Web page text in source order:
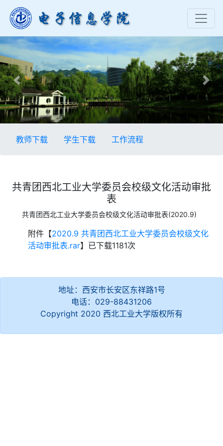
Previous Next
教师下载 学生下载 工作流程
共青团西北工业大学委员会校级文化活动审批
表
共青团西北工业大学委员会校级文化活动审批表(2020.9)
附件【2020.9 共青团西北工业大学委员会校级文化
活动审批表.rar】已下载1181次
地址：西安市长安区东祥路1号
电话：029-88431206
Copyright 2020 西北工业大学版权所有